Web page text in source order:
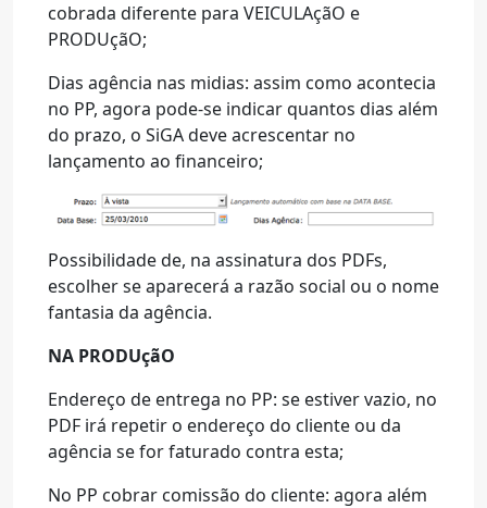
cobrada diferente para VEICULAçãO e
PRODUçãO;
Dias agência nas midias: assim como acontecia
no PP, agora pode-se indicar quantos dias além
do prazo, o SiGA deve acrescentar no
lançamento ao financeiro;
Possibilidade de, na assinatura dos PDFs,
escolher se aparecerá a razão social ou o nome
fantasia da agência.
NA PRODUçãO
Endereço de entrega no PP: se estiver vazio, no
PDF irá repetir o endereço do cliente ou da
agência se for faturado contra esta;
No PP cobrar comissão do cliente: agora além